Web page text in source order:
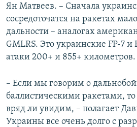
Ян Матвеев. – Сначала
сосредоточатся на ракетах
дальности – аналогах
GMLRS. Это украинские FP-7 и
атаки 200+ и 855+ километров.
– Если мы говорим о
баллистическими ракетами,
вряд ли увидим, – полагает
Украины все очень долго с